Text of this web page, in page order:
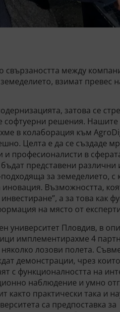
между
взимат превес
затова се
софтуерни решения.
в колаборация към
Целта е да се създаде
и професионалисти в
представени
за земеделието,
иновация. Възможността,
а за това как
на място от
университет Пловдив, в
имплементирахме 4
лозови полета.
демонстрации, чрез
с функционалността на
наблюдение и умно
както практически така и
са предпоставка